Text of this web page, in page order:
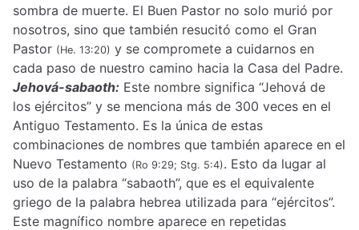
sombra de muerte. El Buen Pastor no solo murió por
nosotros, sino que también resucitó como el Gran
Pastor (He. 13:20) y se compromete a cuidarnos en
cada paso de nuestro camino hacia la Casa del Padre.
Jehová-sabaoth: Este nombre significa “Jehová de
los ejércitos” y se menciona más de 300 veces en el
Antiguo Testamento. Es la única de estas
combinaciones de nombres que también aparece en el
Nuevo Testamento (Ro 9:29; Stg. 5:4). Esto da lugar al
uso de la palabra “sabaoth”, que es el equivalente
griego de la palabra hebrea utilizada para “ejércitos”.
Este magnífico nombre aparece en repetidas